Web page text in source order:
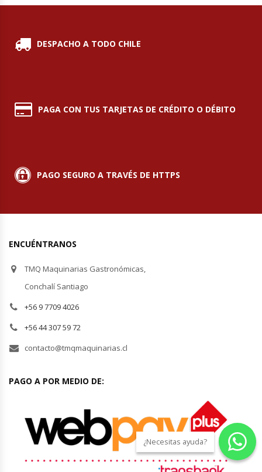
Procesadoras De Alimentos
Puntos De Venta
Repuestos Hornos Turbos
Revolvedoras De Masas
Roller Hot Dog
Salseras
Selladoras
Selladoras Al Vacío
Sobadoras
DESPACHO A TODO CHILE
PAGA CON TUS TARJETAS DE CRÉDITO O DÉBITO
PAGO SEGURO A TRAVÉS DE HTTPS
ENCUÉNTRANOS
TMQ Maquinarias Gastronómicas,
Conchalí Santiago
+56 9 7709 4026
+56 44 307 59 72
contacto@tmqmaquinarias.cl
PAGO A POR MEDIO DE:
¿Necesitas ayuda?